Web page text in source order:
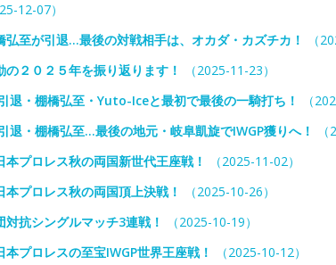
12-07）
至が引退…最後の対戦相手は、オカダ・カズチカ！
（
２０２５年を振り返ります！
（2025-11-23）
退・棚橋弘至・Yuto-Iceと最初で最後の一騎打ち！
（
退・棚橋弘至…最後の地元・岐阜凱旋でIWGP獲りへ！
（
プロレス秋の両国新世代王座戦！
（2025-11-02）
プロレス秋の両国頂上決戦！
（2025-10-26）
抗シングルマッチ3連戦！
（2025-10-19）
プロレスの至宝IWGP世界王座戦！
（2025-10-12）